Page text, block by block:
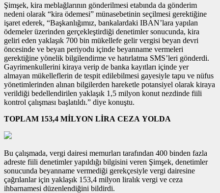
Şimşek, kira meblağlarının gönderilmesi etabında da gönderim
nedeni olarak “kira ödemesi” münasebetinin seçilmesi gerektiğine
işaret ederek, “Başkanlığımız, bankalardaki IBAN’lara yapılan
ödemeler üzerinden gerçekleştirdiği denetimler sonucunda, kira
geliri eden yaklaşık 700 bin mükellefe gelir vergisi beyan devri
öncesinde ve beyan periyodu içinde beyanname vermeleri
gerektiğine yönelik bilgilendirme ve hatırlatma SMS’leri gönderdi.
Gayrimenkullerini kiraya verip de banka kayıtları içinde yer
almayan mükelleflerin de tespit edilebilmesi gayesiyle tapu ve nüfus
yönetimlerinden alınan bilgilerden hareketle potansiyel olarak kiraya
verildiği bedellendirilen yaklaşık 1,5 milyon konut nezdinde fiili
kontrol çalışması başlatıldı.” diye konuştu.
TOPLAM 153,4 MİLYON LİRA CEZA YOLDA
Bu çalışmada, vergi dairesi memurları tarafından 400 binden fazla
adreste fiili denetimler yapıldığı bilgisini veren Şimşek, denetimler
sonucunda beyanname vermediği gerekçesiyle vergi dairesine
çağrılanlar için yaklaşık 153,4 milyon liralık vergi ve ceza
ihbarnamesi düzenlendiğini bildirdi.